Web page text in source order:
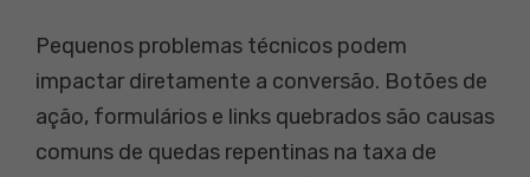
Pequenos problemas técnicos podem
impactar diretamente a conversão. Botões de
ação, formulários e links quebrados são causas
comuns de quedas repentinas na taxa de